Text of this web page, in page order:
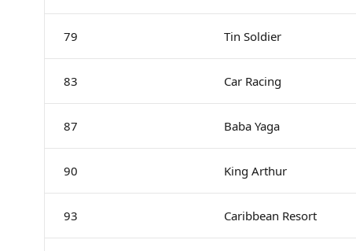
79 Tin Soldier
83 Car Racing
87 Baba Yaga
90 King Arthur
93 Caribbean Resort